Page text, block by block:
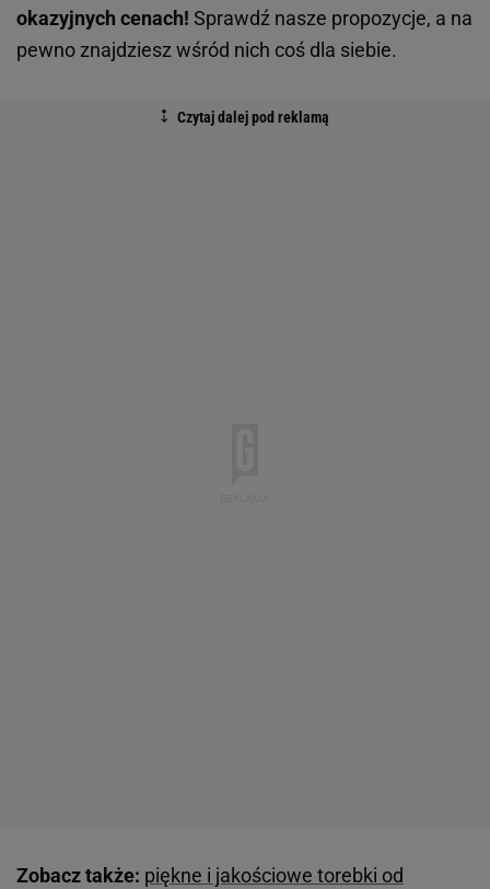
okazyjnych cenach! Sprawdź nasze propozycje, a na
pewno znajdziesz wśród nich coś dla siebie.
Zobacz także: piękne i jakościowe torebki od